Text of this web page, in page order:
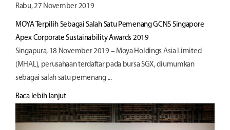
Rabu, 27 November 2019
MOYA Terpilih Sebagai Salah Satu Pemenang GCNS Singapore
Apex Corporate Sustainability Awards 2019
Singapura, 18 November 2019 – Moya Holdings Asia Limited
(MHAL), perusahaan terdaftar pada bursa SGX, diumumkan
sebagai salah satu pemenang ...
Baca lebih lanjut